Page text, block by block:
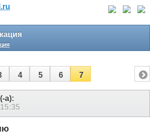
4 5 6 7
а):
15:35